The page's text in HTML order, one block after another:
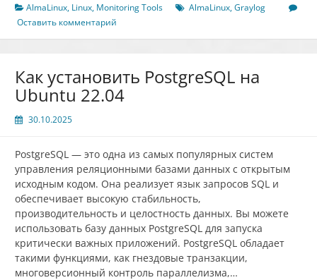
на
AlmaLinux
9
AlmaLinux, Linux, Monitoring Tools AlmaLinux,Graylog
Оставить комментарий
Как установить PostgreSQL на
Ubuntu 22.04
30.10.2025
PostgreSQL — это одна из самых популярных систем
управления реляционными базами данных с открытым
исходным кодом. Она реализует язык запросов SQL и
обеспечивает высокую стабильность,
производительность и целостность данных. Вы можете
использовать базу данных PostgreSQL для запуска
критически важных приложений. PostgreSQL обладает
такими функциями, как гнездовые транзакции,
многоверсионный контроль параллелизма,…